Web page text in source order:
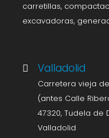
carretillas,
excavadoras,
Valladolid
Carretera vieja
(antes Calle
47320, Tudela de
Valladolid